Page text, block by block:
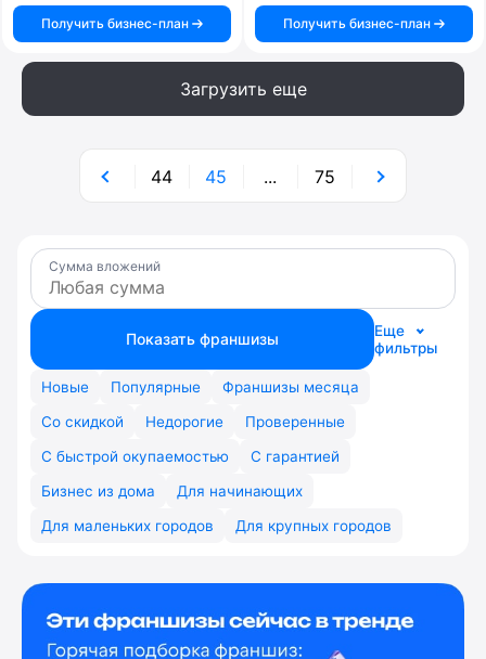
Получить бизнес-план Получить бизнес-план
Загрузить еще
44 45 ... 75
Сумма вложений
Показать франшизы
Еще
фильтры
Новые Популярные
Франшизы месяца
Со скидкой
Недорогие
Проверенные
С быстрой окупаемостью
С гарантией
Бизнес из дома
Для начинающих
Для маленьких городов
Для крупных городов